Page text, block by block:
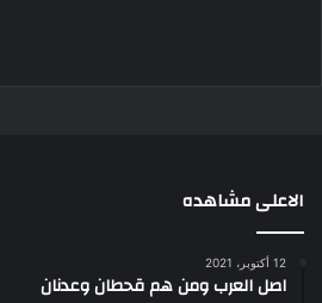
الاعلى مشاهده
12 أكتوبر، 2021
اصل العرب ومن هم قحطان وعدنان